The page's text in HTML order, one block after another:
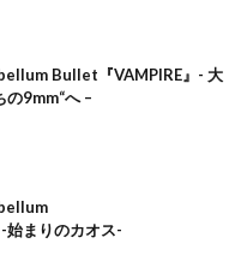
Bullet『VAMPIRE』- 大
の9mm“へ –
まりのカオス-